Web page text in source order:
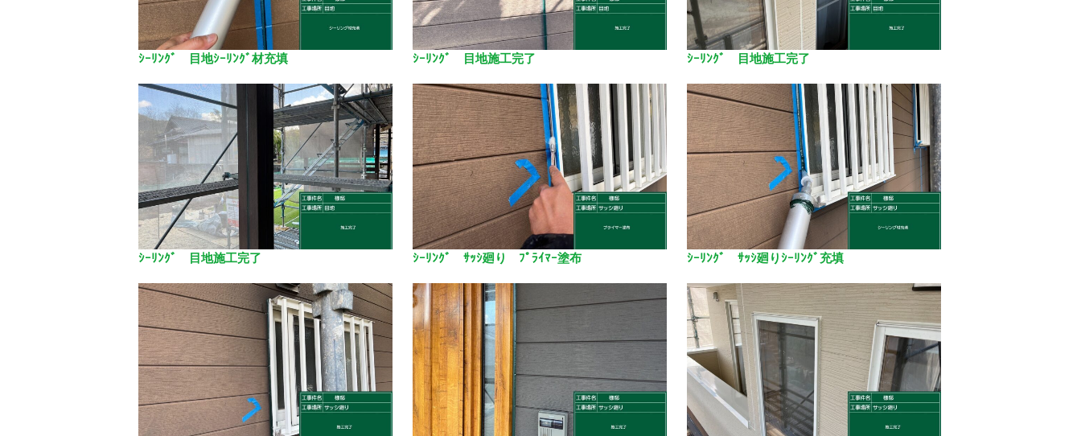
ｼｰﾘﾝｸﾞ 目地ｼｰﾘﾝｸﾞ材充填 ｼｰﾘﾝｸﾞ 目地施工完了 ｼｰﾘﾝｸﾞ 目地施工完了
ｼｰﾘﾝｸﾞ 目地施工完了 ｼｰﾘﾝｸﾞ ｻｯｼ廻り ﾌﾟﾗｲﾏｰ塗布 ｼｰﾘﾝｸﾞ ｻｯｼ廻りｼｰﾘﾝｸﾞ充填